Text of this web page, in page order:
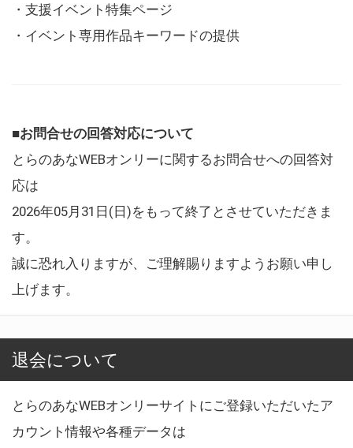
・支援イベント特集ページ
・イベント専用作品キーワードの提供
■お問合せの回答対応について
とらのあなWEBオンリーに関するお問合せへの回答対
応は
2026年05月31日(日)をもって終了とさせていただきま
す。
誠に恐れ入りますが、ご理解賜りますようお願い申し
上げます。
退会について
とらのあなWEBオンリーサイトにご登録いただいたア
カウント情報や各種データは